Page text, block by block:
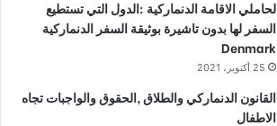
لحاملي الاقامة الدنماركية :الدول التي تستطيع
السفر لها بدون تاشيرة بوثيقة السفر الدنماركية
Denmark
25 أكتوبر، 2021
القانون الدنماركي والطلاق ,الحقوق والواجبات تجاه
الاطفال